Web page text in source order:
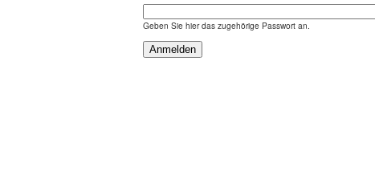
Geben Sie hier das zugehörige Passwort an.